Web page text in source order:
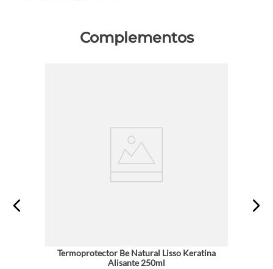
Complementos
Termoprotector Be Natural Lisso Keratina
Alisante 250ml